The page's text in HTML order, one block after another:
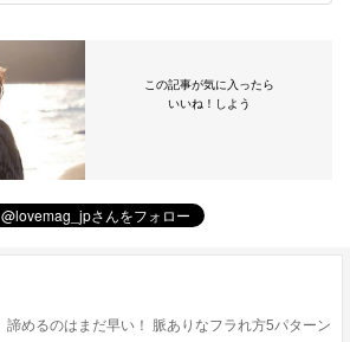
この記事が気に入ったら
いいね！しよう
諦めるのはまだ早い！ 脈ありなフラれ方5パターン